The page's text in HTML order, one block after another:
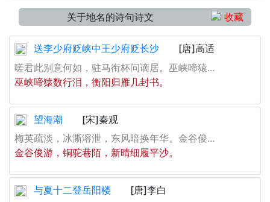
关于地名的诗句诗文 收藏
送李少府贬峡中王少府贬长沙
[唐]高适
嗟君此别意何如，驻马衔杯问谪居。巫峡啼猿...
巫峡啼猿数行泪，衡阳归雁几封书。
望海潮
[宋]秦观
梅英疏淡，冰澌溶泄，东风暗换年华。金谷俊...
金谷俊游，铜驼巷陌，新晴细履平沙。
与夏十二登岳阳楼
[唐]李白